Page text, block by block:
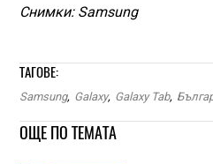
Снимки: Samsung
ТАГОВЕ:
Samsung, Galaxy, Galaxy Tab,
ОЩЕ ПО ТЕМАТА